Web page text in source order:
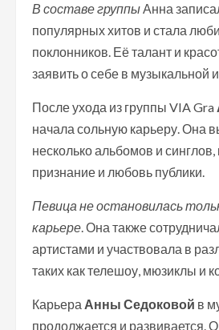
В составе группыАнна
популярных хитов и стала
поклонников. Её талант и
заявить о себе в музыкальной
После ухода из группы VIA Gra
начала сольную карьеру. Она
несколько альбомов и
признание и любовь публики.
Певица не остановилась
карьере. Она также
артистами и участвовала в
таких как телешоу, мюзиклы и
Карьера Анны Седоковой в
продолжается и развивается.